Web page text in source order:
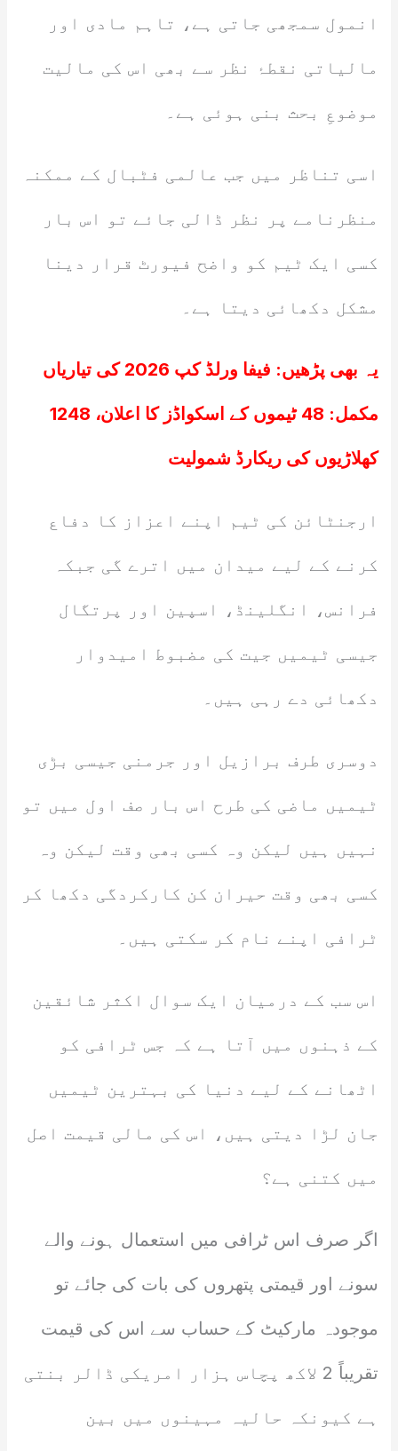
انمول سمجھی جاتی ہے، تاہم مادی اور
مالیاتی نقطۂ نظر سے بھی اس کی مالیت
موضوعِ بحث بنی ہوئی ہے۔
اسی تناظر میں جب عالمی فٹبال کے ممکنہ
منظرنامے پر نظر ڈالی جائے تو اس بار
کسی ایک ٹیم کو واضح فیورٹ قرار دینا
مشکل دکھائی دیتا ہے۔
یہ بھی پڑھیں: فیفا ورلڈ کپ 2026 کی تیاریاں
مکمل: 48 ٹیموں کے اسکواڈز کا اعلان، 1248
کھلاڑیوں کی ریکارڈ شمولیت
ارجنٹائن کی ٹیم اپنے اعزاز کا دفاع
کرنے کے لیے میدان میں اترے گی جبکہ
فرانس، انگلینڈ، اسپین اور پرتگال
جیسی ٹیمیں جیت کی مضبوط امیدوار
دکھائی دے رہی ہیں۔
دوسری طرف برازیل اور جرمنی جیسی بڑی
ٹیمیں ماضی کی طرح اس بار صف اول میں تو
نہیں ہیں لیکن وہ کسی بھی وقت لیکن وہ
کسی بھی وقت حیران کن کارکردگی دکھا کر
ٹرافی اپنے نام کر سکتی ہیں۔
اس سب کے درمیان ایک سوال اکثر شائقین
کے ذہنوں میں آتا ہے کہ جس ٹرافی کو
اٹھانے کے لیے دنیا کی بہترین ٹیمیں
جان لڑا دیتی ہیں، اس کی مالی قیمت اصل
میں کتنی ہے؟
اگر صرف اس ٹرافی میں استعمال ہونے والے
سونے اور قیمتی پتھروں کی بات کی جائے تو
موجودہ مارکیٹ کے حساب سے اس کی قیمت
تقریباً 2 لاکھ پچاس ہزار امریکی ڈالر بنتی
ہے کیونکہ حالیہ مہینوں میں بین